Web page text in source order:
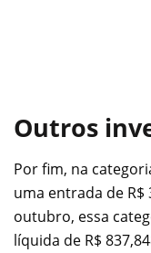
Outros
Por fim, na
uma entrada de R$
outubro, essa
líquida de R$